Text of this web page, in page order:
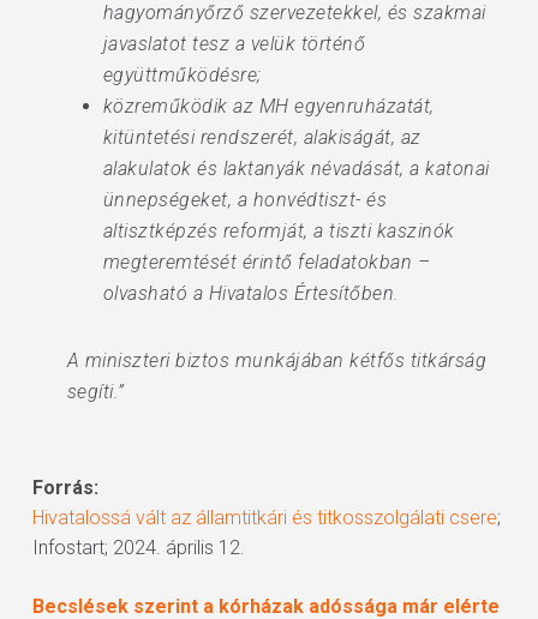
hagyományőrző szervezetekkel, és szakmai
javaslatot tesz a velük történő
együttműködésre;
közreműködik az MH egyenruházatát,
kitüntetési rendszerét, alakiságát, az
alakulatok és laktanyák névadását, a katonai
ünnepségeket, a honvédtiszt- és
altisztképzés reformját, a tiszti kaszinók
megteremtését érintő feladatokban –
olvasható a Hivatalos Értesítőben.
A miniszteri biztos munkájában kétfős titkárság
segíti.”
Forrás:
Hivatalossá vált az államtitkári és titkosszolgálati csere;
Infostart; 2024. április 12.
Becslések szerint a kórházak adóssága már elérte